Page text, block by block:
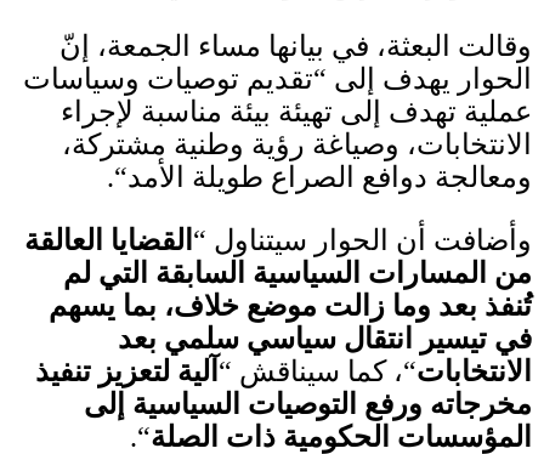
وقالت البعثة، في بيانها مساء الجمعة، إنّ
الحوار يهدف إلى “تقديم توصيات وسياسات
عملية تهدف إلى تهيئة بيئة مناسبة لإجراء
الانتخابات، وصياغة رؤية وطنية مشتركة،
ومعالجة دوافع الصراع طويلة الأمد“.
وأضافت أن الحوار سيتناول “ القضايا العالقة
من المسارات السياسية السابقة التي لم
تُنفذ بعد وما زالت موضع خلاف، بما يسهم
في تيسير انتقال سياسي سلمي بعد
الانتخابات“، كما سيناقش “ آلية لتعزيز تنفيذ
مخرجاته ورفع التوصيات السياسية إلى
المؤسسات الحكومية ذات الصلة“.